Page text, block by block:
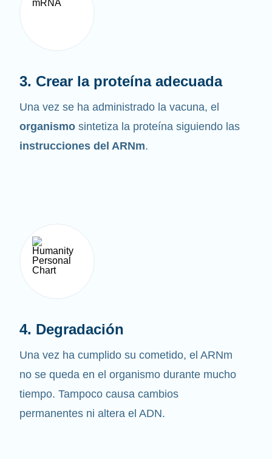
3. Crear la proteína adecuada
Una vez se ha administrado la vacuna, el
organismo sintetiza la proteína siguiendo las
instrucciones del ARNm.
4. Degradación
Una vez ha cumplido su cometido, el ARNm
no se queda en el organismo durante mucho
tiempo. Tampoco causa cambios
permanentes ni altera el ADN.